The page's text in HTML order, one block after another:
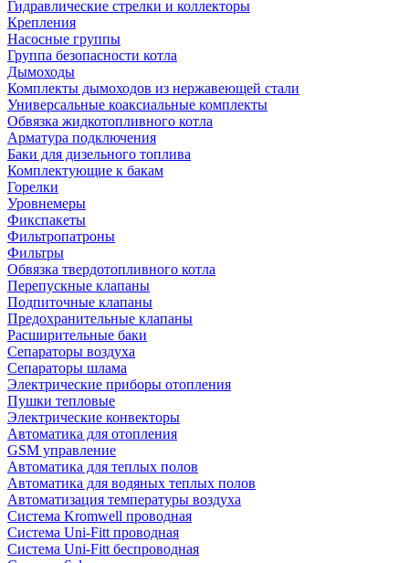
Гидравлические стрелки и коллекторы
Крепления
Насосные группы
Группа безопасности котла
Дымоходы
Комплекты дымоходов из нержавеющей стали
Универсальные коаксиальные комплекты
Обвязка жидкотопливного котла
Арматура подключения
Баки для дизельного топлива
Комплектующие к бакам
Горелки
Уровнемеры
Фикспакеты
Фильтропатроны
Фильтры
Обвязка твердотопливного котла
Перепускные клапаны
Подпиточные клапаны
Предохранительные клапаны
Расширительные баки
Сепараторы воздуха
Сепараторы шлама
Электрические приборы отопления
Пушки тепловые
Электрические конвекторы
Автоматика для отопления
GSM управление
Автоматика для теплых полов
Автоматика для водяных теплых полов
Автоматизация температуры воздуха
Система Kromwell проводная
Система Uni-Fitt проводная
Система Uni-Fitt беспроводная